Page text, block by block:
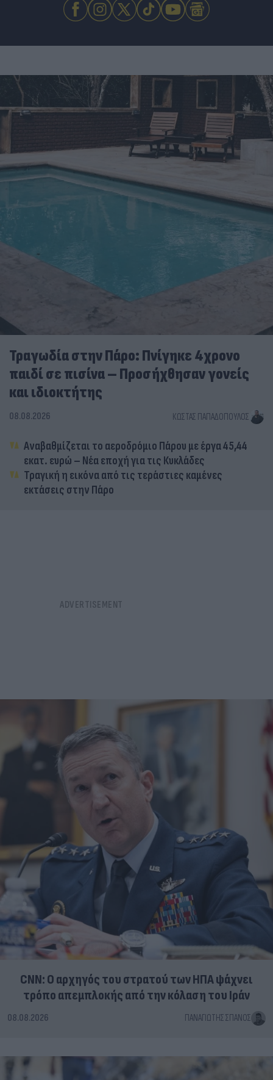
Τραγωδία στην Πάρο: Πνίγηκε 4χρονο
παιδί σε πισίνα – Προσήχθησαν γονείς
και ιδιοκτήτης
08.08.2026 ΚΏΣΤΑΣ ΠΑΠΑΔΌΠΟΥΛΟΣ
Αναβαθμίζεται το αεροδρόμιο Πάρου με έργα 45,44
εκατ. ευρώ – Νέα εποχή για τις Κυκλάδες
Τραγική η εικόνα από τις τεράστιες καμένες
εκτάσεις στην Πάρο
CNN: Ο αρχηγός του στρατού των ΗΠΑ ψάχνει
τρόπο απεμπλοκής από την κόλαση του Ιράν
08.08.2026 ΠΑΝΑΓΙΏΤΗΣ ΣΠΑΝΌΣ